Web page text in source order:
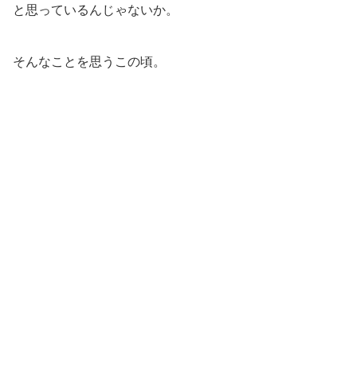
と思っているんじゃないか。
そんなことを思うこの頃。